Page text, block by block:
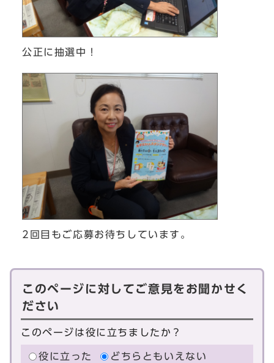
公正に抽選中！
2回目もご応募お待ちしています。
このページに対してご意見をお聞かせく
ださい
このページは役に立ちましたか？
役に立った どちらともいえない